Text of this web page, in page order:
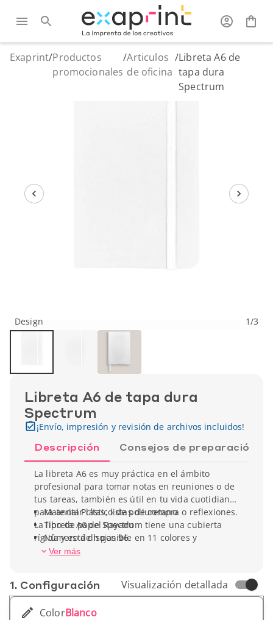
Exaprint/Productos
promocionales
/Articulos
de oficina
/Libreta A6 de
tapa dura
Spectrum
Design 1/3
Libreta A6 de tapa dura
Spectrum
¡Envío, impresión y revisión de archivos incluidos!
Descripción Consejos de preparación
La libreta A6 es muy práctica en el ámbito
profesional para tomar notas en reuniones o de
tus tareas, también es útil en tu vida cuotidiana
para anotar citas, listas de compra o reflexiones.
La libreta A6 de Spectrum tiene una cubierta
rígida y está disponible en 11 colores y
personalizable con el logotipo de una empresa,
Material Plástico de poliuretano
Tipo de papel Rayado
Número de hojas 96
Cierre Elástico
Peso unitario 110 gr
Ver más
1. Conf­iguración Visualización detallada
ColorBlanco